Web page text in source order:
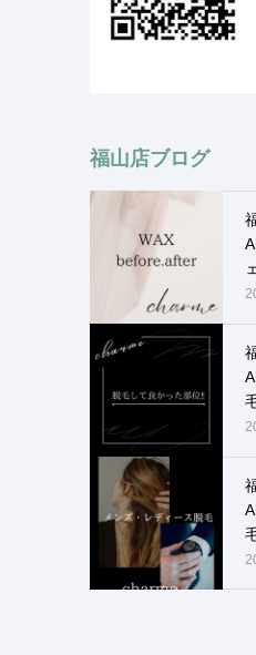
福山店ブログ